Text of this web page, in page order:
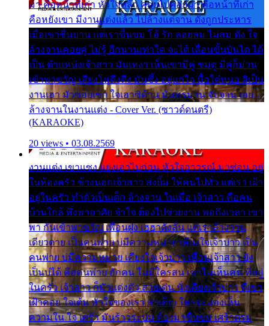
มา คือหน้าที่เก่า หัวใจหล้า คอยไปคอยมา คือหน้าที่เก่า
คือหยังเขา มีงานแต่งแล้ว ไปล้างแต่จาน ดั่งถูกประหาร
เมื่อเขาชื่นบาน แต่เราขื่นขม โอ้ รัก ลอยลม ไม่สม ดัง ใจ
ล้างจานคอยคู่ ไม่รู้ อีกนานเท่าใด จะได้ เลื่อนขั้นบันได ได้
เป็น ตำแหน่งเจ้าสาว มันเหงา เห็นเขามีคู่ ซมดู มีคู่ก็ม่วน
เข้าพาขวัญ เสียงโห่ตึงตึง มันซึ้ง อยู่แก่ใจ มื้อใด๋หนอ สิเป็น
งานเฮา มัวซอยเขา ใจเฮาซิด้าน มันทรมาน จับจาน เอย…
ล้างจานในงานแต่ง - Cover Ver. (ซาวด์ดนตรี)
(KARAOKE)
20 views • 03.08.2569
งานแต่ง เขาแซง แย่งเอาไปก่อน หัวใจอาวรณ์ มาซ่อน อยู่
ในห้องครัว ข้างนอกเจ้าสาว ส่งยิ้ม ให้คนไปทั่ว แต่เรา เฝ้า
อยู่ในครัว ทำตัวเป็นเด็ก ล้างจาน ในเมื่อ เจ้าสาว คือคน
บ้านใกล้ พึ่งพาอาศัย จำใจ ต้องไปช่วยงาน พอถึงเวลา เขา
พา กันเข้าพาขวัญ เพื่อนฝูง เฮฮาดังลั่น แต่เราล้างจาน
เดียวดาย เป็นคนพ่าย บ่มีความหมาย เคียงใจเจ้าบ่าว เป็น
คนพ่าย บ่มีความหมาย เคียงใจเจ้าบ่าว เพื่อนเจ้าสาว ยัง
เป็นบ่ได้ คือคนพ่าย ฮักคน ไม่มีใครสน เขาไม่เห็นคน ที่อยู่
ในครัว เจ้าสาว ก็มัวแต่งตัว สวยเด่น นั่งเคียงเจ้าบ่าว ที่เขา
เฝ้าคอย ใจเต้น หัวใจของเรา ลำเค็ญ ใครจะมองเห็น
ความใน ใจ เศร้า มันร้าวระบม ต้องมาขื่นขม เศร้าตรม